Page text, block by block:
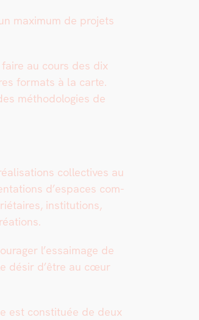
max­i­mum de pro­jets
au cours des dix
for­mats à la carte.
méthodolo­gies de
col­lec­tives au
d’e­spaces com­
insti­tu­tions,
l’es­saim­age de
désir d’être au cœur
est con­sti­tuée de deux